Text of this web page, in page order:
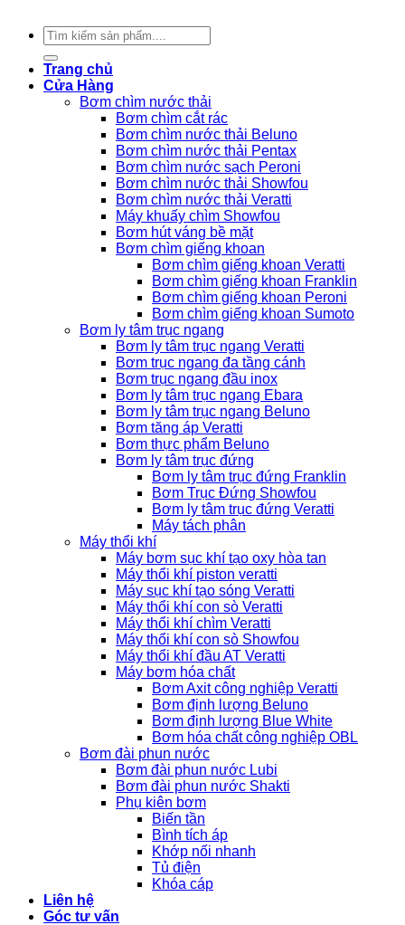
Tìm
kiếm:
Trang chủ
Cửa Hàng
Bơm chìm nước thải
Bơm chìm cắt rác
Bơm chìm nước thải Beluno
Bơm chìm nước thải Pentax
Bơm chìm nước sạch Peroni
Bơm chìm nước thải Showfou
Bơm chìm nước thải Veratti
Máy khuấy chìm Showfou
Bơm hút váng bề mặt
Bơm chìm giếng khoan
Bơm chìm giếng khoan Veratti
Bơm chìm giếng khoan Franklin
Bơm chìm giếng khoan Peroni
Bơm chìm giếng khoan Sumoto
Bơm ly tâm trục ngang
Bơm ly tâm trục ngang Veratti
Bơm trục ngang đa tầng cánh
Bơm trục ngang đầu inox
Bơm ly tâm trục ngang Ebara
Bơm ly tâm trục ngang Beluno
Bơm tăng áp Veratti
Bơm thực phẩm Beluno
Bơm ly tâm trục đứng
Bơm ly tâm trục đứng Franklin
Bơm Trục Đứng Showfou
Bơm ly tâm trục đứng Veratti
Máy tách phân
Máy thổi khí
Máy bơm sục khí tạo oxy hòa tan
Máy thổi khí piston veratti
Máy sục khí tạo sóng Veratti
Máy thổi khí con sò Veratti
Máy thổi khí chìm Veratti
Máy thổi khí con sò Showfou
Máy thổi khí đầu AT Veratti
Máy bơm hóa chất
Bơm Axit công nghiệp Veratti
Bơm định lượng Beluno
Bơm định lượng Blue White
Bơm hóa chất công nghiệp OBL
Bơm đài phun nước
Bơm đài phun nước Lubi
Bơm đài phun nước Shakti
Phụ kiên bơm
Biến tần
Bình tích áp
Khớp nối nhanh
Tủ điện
Khóa cáp
Liên hệ
Góc tư vấn